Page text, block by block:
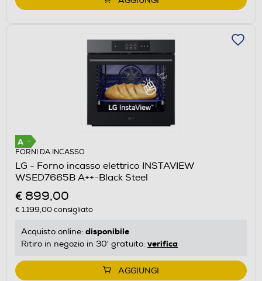
FORNI DA INCASSO
LG - Forno incasso elettrico INSTAVIEW
WSED7665B A++-Black Steel
€ 899,00
€ 1.199,00consigliato
Acquisto online: disponibile
Ritiro in negozio in 30' gratuito: verifica
AGGIUNGI